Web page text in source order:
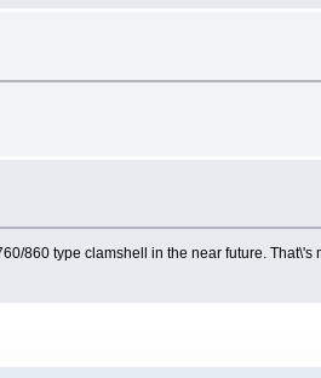
860 type clamshell in the near future. That\'s